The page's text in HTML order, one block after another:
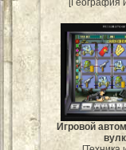
[География
Игровой